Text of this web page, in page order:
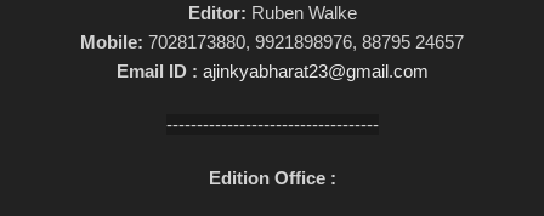
Editor: Ruben Walke
Mobile: 7028173880, 9921898976, 88795 24657
Email ID : ajinkyabharat23@gmail.com
-----------------------------------
Edition Office :